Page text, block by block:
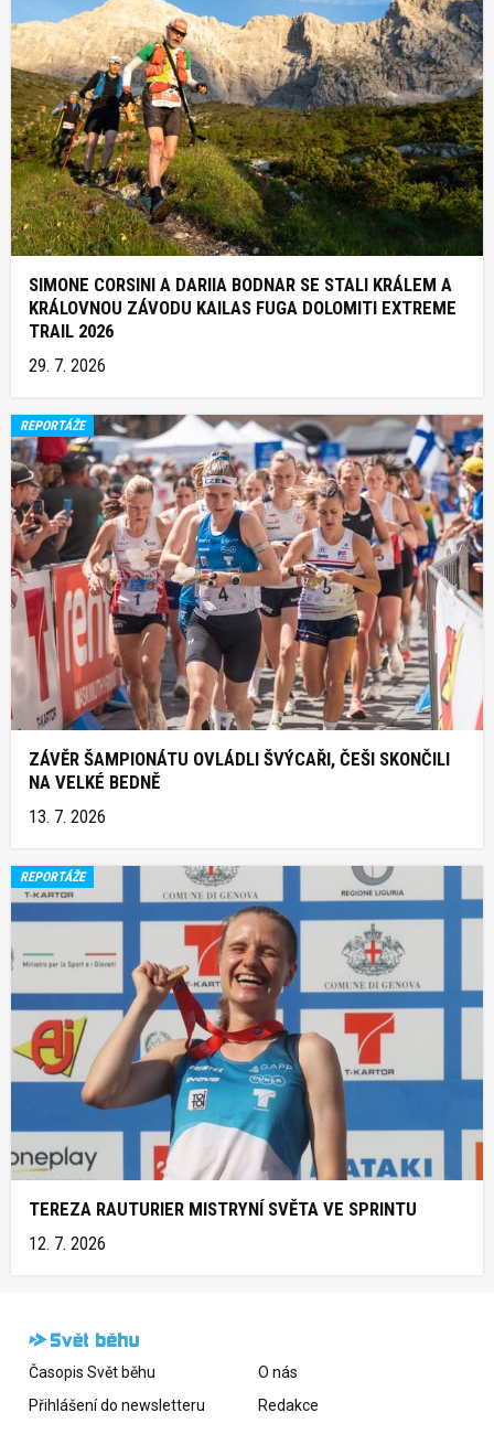
SIMONE CORSINI A DARIIA BODNAR SE STALI KRÁLEM A
KRÁLOVNOU ZÁVODU KAILAS FUGA DOLOMITI EXTREME
TRAIL 2026
29. 7. 2026
REPORTÁŽE
ZÁVĚR ŠAMPIONÁTU OVLÁDLI ŠVÝCAŘI, ČEŠI SKONČILI
NA VELKÉ BEDNĚ
13. 7. 2026
REPORTÁŽE
TEREZA RAUTURIER MISTRYNÍ SVĚTA VE SPRINTU
12. 7. 2026
Časopis Svět běhu
Přihlášení do newsletteru
O nás
Redakce